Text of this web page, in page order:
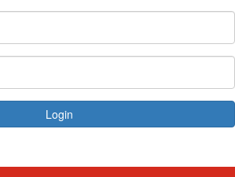
Login